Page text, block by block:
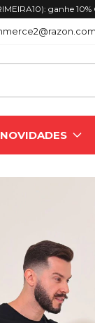
OFF na sua primeira
NOVIDADES